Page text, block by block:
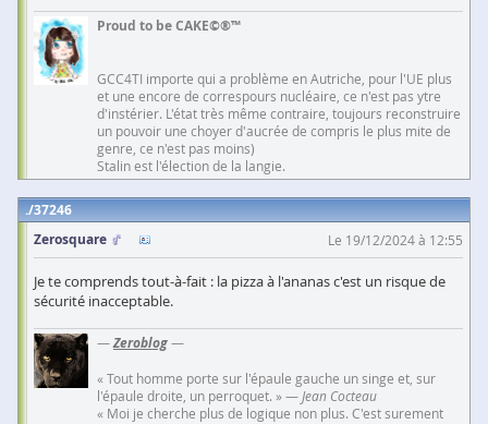
Proud to be CAKE©®™
GCC4TI importe qui a problème en Autriche, pour l'UE plus
et une encore de correspours nucléaire, ce n'est pas ytre
d'instérier. L'état très même contraire, toujours reconstruire
un pouvoir une choyer d'aucrée de compris le plus mite de
genre, ce n'est pas moins)
Stalin est l'élection de la langie.
37246
Zerosquare
Le 19/12/2024 à 12:55
Je te comprends tout-à-fait : la pizza à l'ananas c'est un risque de
sécurité inacceptable.
—Zeroblog—
« Tout homme porte sur l'épaule gauche un singe et, sur
l'épaule droite, un perroquet. » — Jean Cocteau
« Moi je cherche plus de logique non plus. C'est surement